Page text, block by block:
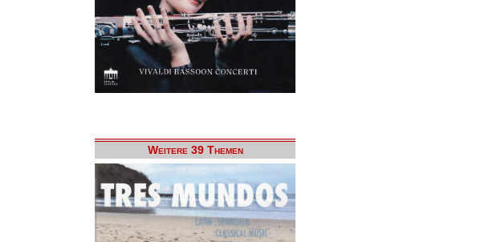
Weitere 39 Themen